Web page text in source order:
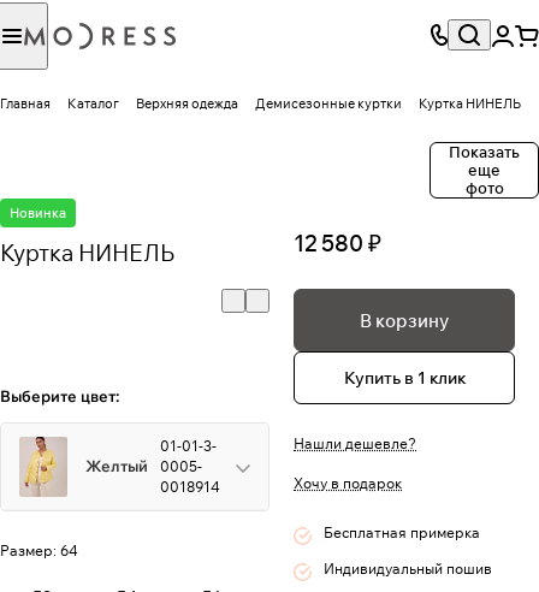
Главная Каталог Верхняя одежда Демисезонные куртки Куртка НИНЕЛЬ
Показать
еще
фото
Новинка
Куртка НИНЕЛЬ
Выберите цвет:
Желтый
01-01-3-
0005-
0018914
Размер: 64
12 580 ₽
В корзину
Купить в 1 клик
Нашли дешевле?
Хочу в подарок
Бесплатная примерка
Индивидуальный пошив